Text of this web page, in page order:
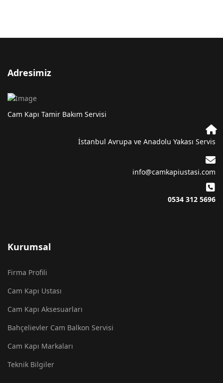
Adresimiz
Cam Kapı Tamir Bakım Servisi
İstanbul Avrupa ve Anadolu Yakası Servis
info@camkapiustasi.com
0534 312 5696
Kurumsal
Firma Profili
Cam Kapı Ustası
Cam Kapı Aksesuarları
Bahçelievler Cam Balkon Servisi
Cam Kapı Markaları
Teknik Bilgiler